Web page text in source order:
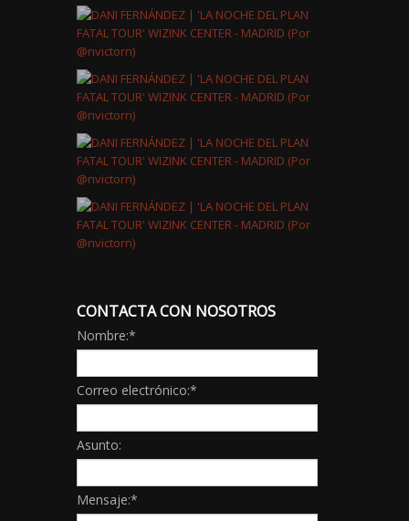
CONTACTA CON NOSOTROS
Nombre:*
Correo electrónico:*
Asunto:
Mensaje:*